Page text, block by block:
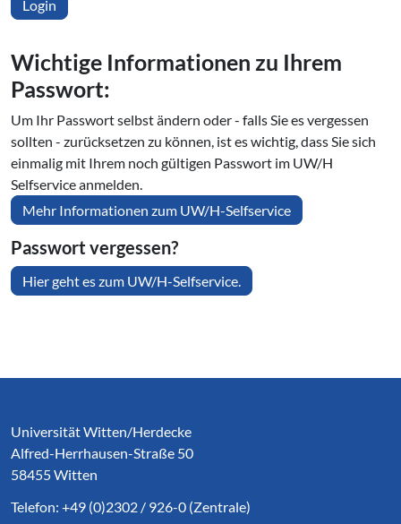
Wichtige In­for­ma­tio­nen zu Ihrem
Passwort:
Um Ihr Passwort selbst ändern oder - falls Sie es vergessen
sollten - zurücksetzen zu können, ist es wichtig, dass Sie sich
einmalig mit Ihrem noch gültigen Passwort im UW/H
Selfservice anmelden.
Mehr Informationen zum UW/H-Selfservice
Passwort vergessen?
Hier geht es zum UW/H-Selfservice.
Universität Witten/Herdecke
Alfred-Herrhausen-Straße 50
58455 Witten
Telefon: +49 (0)2302 / 926-0 (Zentrale)